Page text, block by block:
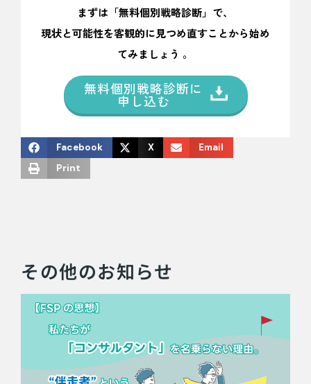
まずは「無料個別戦略診断」で、
現状と可能性を客観的に見つめ直すことから始め
てみましょう 。
無料個別戦略診断に
申し込む
Facebook X
Email
Print
その他のお知らせ